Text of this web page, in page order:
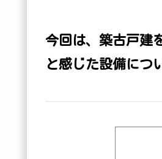
今回は、築古戸建
と感じた設備につ